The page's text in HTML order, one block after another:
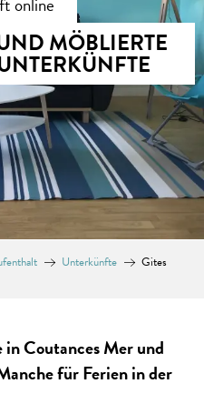
MÖBLIERTE
Unterkünfte Gites
Coutances Mer und
für Ferien in der